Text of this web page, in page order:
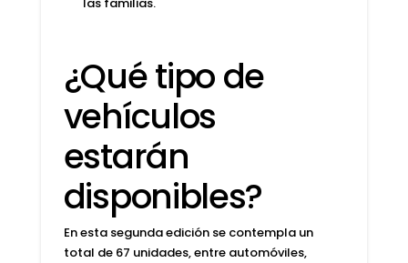
las familias.
¿Qué tipo de
vehículos
estarán
disponibles?
En esta segunda edición se contempla un
total de 67 unidades, entre automóviles,